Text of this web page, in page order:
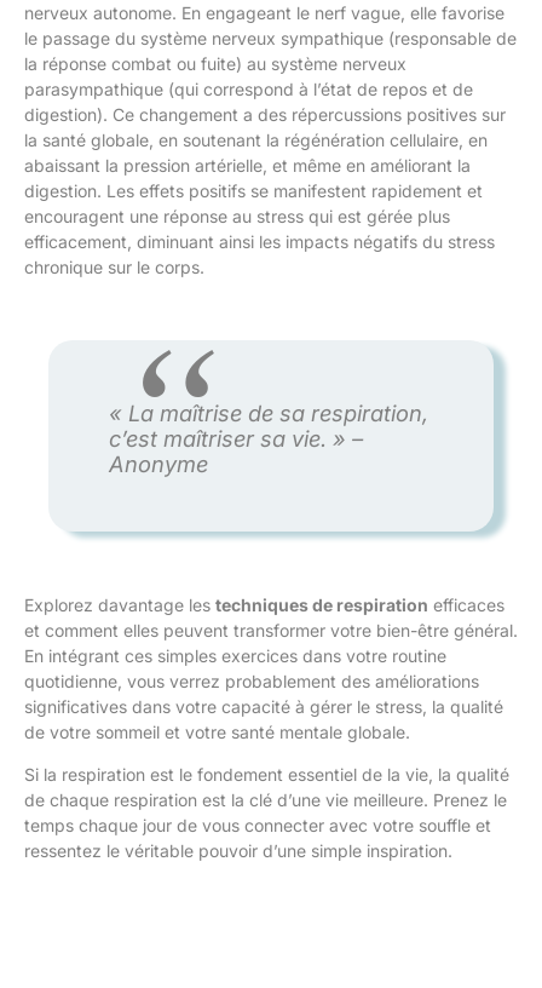
nerveux autonome. En engageant le nerf vague, elle favorise
le passage du système nerveux sympathique (responsable de
la réponse combat ou fuite) au système nerveux
parasympathique (qui correspond à l’état de repos et de
digestion). Ce changement a des répercussions positives sur
la santé globale, en soutenant la régénération cellulaire, en
abaissant la pression artérielle, et même en améliorant la
digestion. Les effets positifs se manifestent rapidement et
encouragent une réponse au stress qui est gérée plus
efficacement, diminuant ainsi les impacts négatifs du stress
chronique sur le corps.
« La maîtrise de sa respiration,
c’est maîtriser sa vie. » –
Anonyme
Explorez davantage les techniques de respiration efficaces
et comment elles peuvent transformer votre bien-être général.
En intégrant ces simples exercices dans votre routine
quotidienne, vous verrez probablement des améliorations
significatives dans votre capacité à gérer le stress, la qualité
de votre sommeil et votre santé mentale globale.
Si la respiration est le fondement essentiel de la vie, la qualité
de chaque respiration est la clé d’une vie meilleure. Prenez le
temps chaque jour de vous connecter avec votre souffle et
ressentez le véritable pouvoir d’une simple inspiration.